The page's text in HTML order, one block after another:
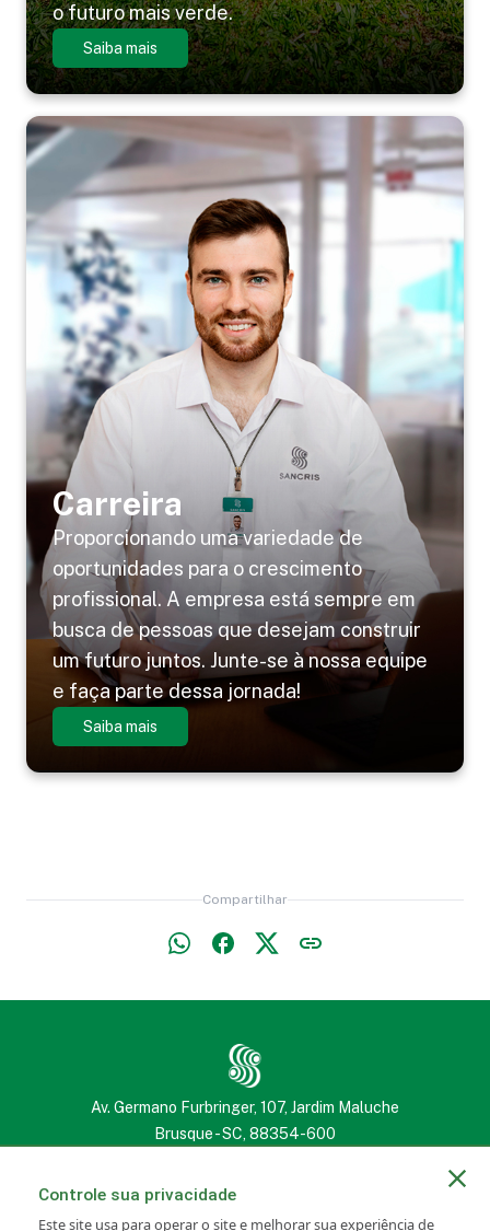
o futuro mais verde.
Saiba mais
Carreira
Proporcionando uma variedade de
oportunidades para o crescimento
profissional. A empresa está sempre em
busca de pessoas que desejam construir
um futuro juntos. Junte-se à nossa equipe
e faça parte dessa jornada!
Saiba mais
Compartilhar
Av. Germano Furbringer, 107, Jardim Maluche
Brusque - SC, 88354-600
Controle sua privacidade
Este site usa para operar o site e melhorar sua experiência de